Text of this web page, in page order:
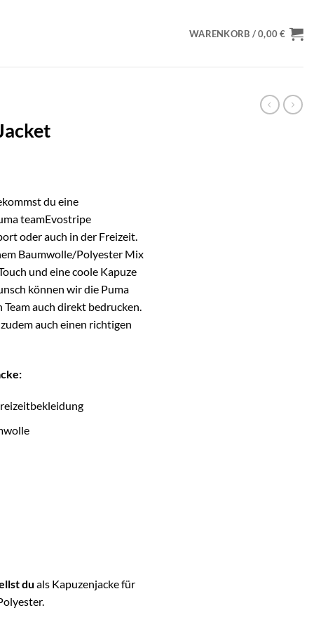
WARENKORB /0,00€
du eine
teamEvostripe
oder auch in der Freizeit.
Baumwolle/Polyester Mix
und eine coole Kapuze
können wir die Puma
auch direkt bedrucken.
auch einen richtigen
du als Kapuzenjacke für